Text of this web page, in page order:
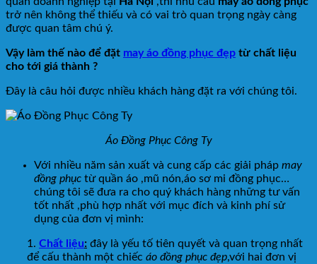
trở nên không thể thiếu và có vai trò quan trọng ngày càng
được quan tâm chú ý.
Vậy làm thế nào để đặt may áo đồng phục đẹp từ chất liệu
cho tới giá thành ?
Đây là câu hỏi được nhiều khách hàng đặt ra với chúng tôi.
Áo Đồng Phục Công Ty
Với nhiều năm sản xuất và cung cấp các giải pháp may
đồng phục từ quần áo ,mũ nón,áo sơ mi đồng phục…
chúng tôi sẽ đưa ra cho quý khách hàng những tư vấn
tốt nhất ,phù hợp nhất với mục đích và kinh phí sử
dụng của đơn vị mình:
1. Chất liệu: đây là yếu tố tiên quyết và quan trọng nhất
để cấu thành một chiếc áo đồng phục đẹp,với hai đơn vị